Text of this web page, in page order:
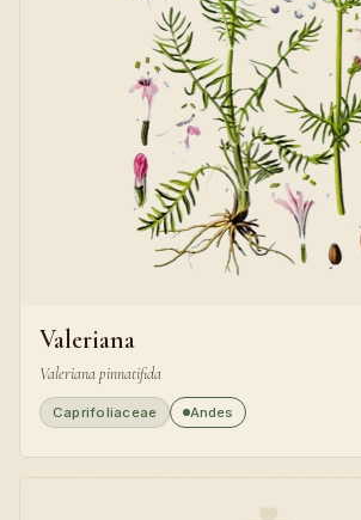
Valeriana
Valeriana pinnatifida
Caprifoliaceae Andes